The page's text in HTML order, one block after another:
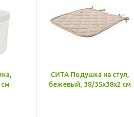
см
СИТА Подушка на стул,
бежевый, 38/35x38x2 см